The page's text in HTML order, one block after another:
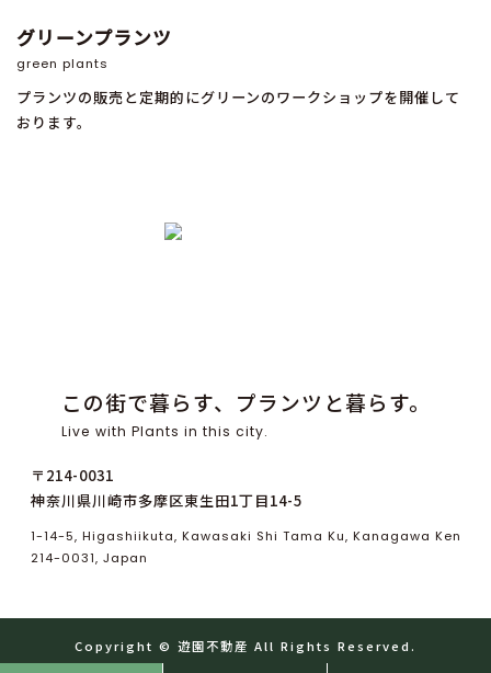
グリーンプランツ
green plants
プランツの販売と定期的にグリーンのワークショップを開催して
おります。
この街で暮らす、プランツと暮らす。
Live with Plants in this city.
〒214-0031
神奈川県川崎市多摩区東生田1丁目14-5
1-14-5, Higashiikuta, Kawasaki Shi Tama Ku, Kanagawa Ken
214-0031, Japan
Copyright © 遊園不動産 All Rights Reserved.